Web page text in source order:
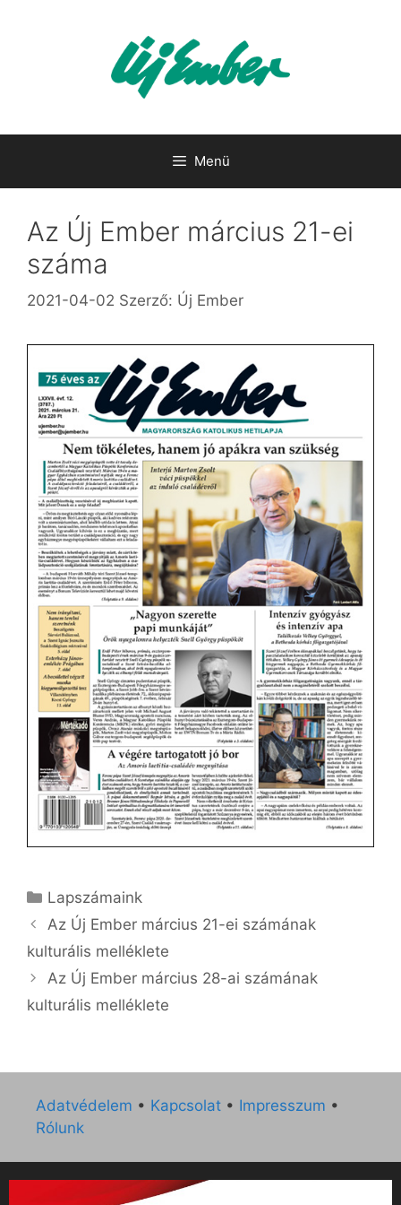
Menü
Az Új Ember március 21-ei
száma
2021-04-02 Szerző: Új Ember
Kategória
Lapszámaink
Az Új Ember március 21-ei számának
kulturális melléklete
Az Új Ember március 28-ai számának
kulturális melléklete
Adatvédelem • Kapcsolat • Impresszum •
Rólunk